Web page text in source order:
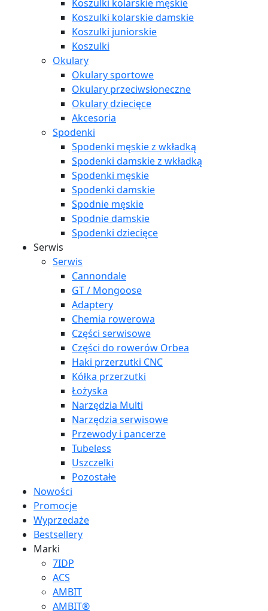
Koszulki kolarskie męskie
Koszulki kolarskie damskie
Koszulki juniorskie
Koszulki
Okulary
Okulary sportowe
Okulary przeciwsłoneczne
Okulary dziecięce
Akcesoria
Spodenki
Spodenki męskie z wkładką
Spodenki damskie z wkładką
Spodenki męskie
Spodenki damskie
Spodnie męskie
Spodnie damskie
Spodenki dziecięce
Serwis
Serwis
Cannondale
GT / Mongoose
Adaptery
Chemia rowerowa
Części serwisowe
Części do rowerów Orbea
Haki przerzutki CNC
Kółka przerzutki
Łożyska
Narzędzia Multi
Narzędzia serwisowe
Przewody i pancerze
Tubeless
Uszczelki
Pozostałe
Nowości
Promocje
Wyprzedaże
Bestsellery
Marki
7IDP
ACS
AMBIT
AMBIT®